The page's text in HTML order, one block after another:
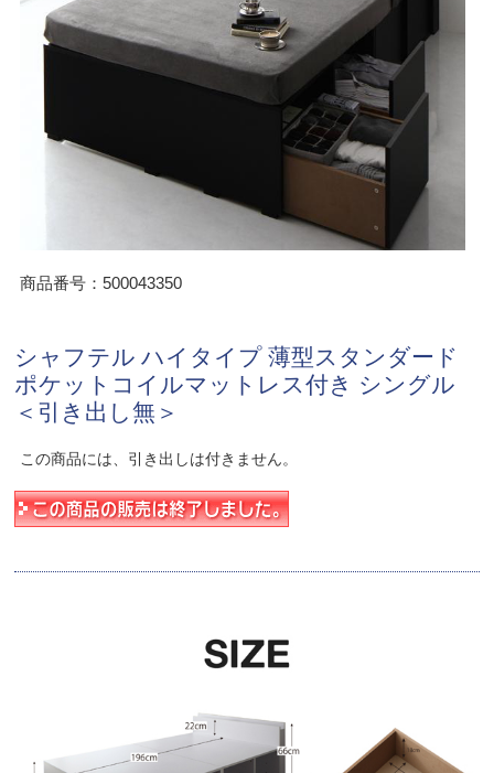
商品番号：500043350
シャフテル ハイタイプ 薄型スタンダード
ポケットコイルマットレス付き シングル
＜引き出し無＞
この商品には、引き出しは付きません。